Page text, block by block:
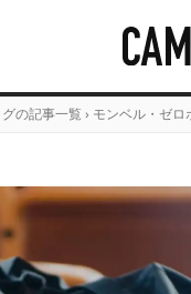
の記事一覧 › モンベル・ゼロ